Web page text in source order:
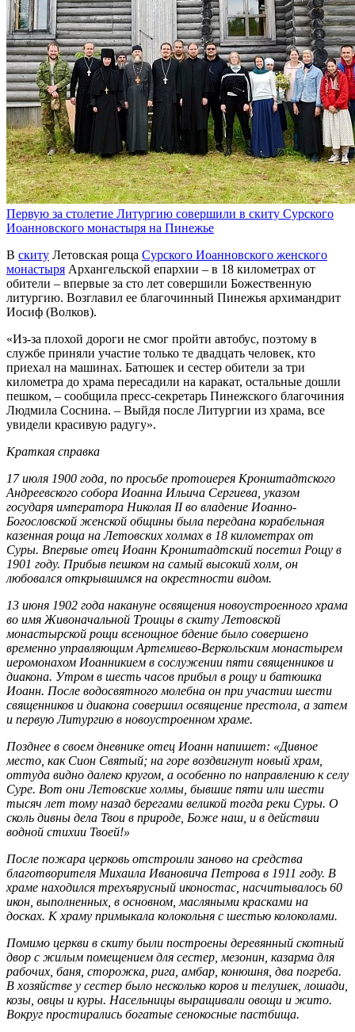
Первую за столетие Литургию совершили в скиту Сурского
Иоанновского монастыря на Пинежье
В скиту Летовская роща Сурского Иоанновского женского
монастыря Архангельской епархии – в 18 километрах от
обители – впервые за сто лет совершили Божественную
литургию. Возглавил ее благочинный Пинежья архимандрит
Иосиф (Волков).
«Из-за плохой дороги не смог пройти автобус, поэтому в
службе приняли участие только те двадцать человек, кто
приехал на машинах. Батюшек и сестер обители за три
километра до храма пересадили на каракат, остальные дошли
пешком, – сообщила пресс-секретарь Пинежского благочиния
Людмила Соснина. – Выйдя после Литургии из храма, все
увидели красивую радугу».
Краткая справка
17 июля 1900 года, по просьбе протоиерея Кронштадтского
Андреевского собора Иоанна Ильича Сергиева, указом
государя императора Николая II во владение Иоанно-
Богословской женской общины была передана корабельная
казенная роща на Летовских холмах в 18 километрах от
Суры. Впервые отец Иоанн Кронштадтский посетил Рощу в
1901 году. Прибыв пешком на самый высокий холм, он
любовался открывшимся на окрестности видом.
13 июня 1902 года накануне освящения новоустроенного храма
во имя Живоначальной Троицы в скиту Летовской
монастырской рощи всенощное бдение было совершено
временно управляющим Артемиево-Веркольским монастырем
иеромонахом Иоанникием в сослужении пяти священников и
диакона. Утром в шесть часов прибыл в рощу и батюшка
Иоанн. После водосвятного молебна он при участии шести
священников и диакона совершил освящение престола, а затем
и первую Литургию в новоустроенном храме.
Позднее в своем дневнике отец Иоанн напишет: «Дивное
место, как Сион Святый; на горе воздвигнут новый храм,
оттуда видно далеко кругом, а особенно по направлению к селу
Суре. Вот они Летовские холмы, бывшие пяти или шести
тысяч лет тому назад берегами великой тогда реки Суры. О
сколь дивны дела Твои в природе, Боже наш, и в действии
водной стихии Твоей!»
После пожара церковь отстроили заново на средства
благотворителя Михаила Ивановича Петрова в 1911 году. В
храме находился трехъярусный иконостас, насчитывалось 60
икон, выполненных, в основном, масляными красками на
досках. К храму примыкала колокольня с шестью колоколами.
Помимо церкви в скиту были построены деревянный скотный
двор с жилым помещением для сестер, мезонин, казарма для
рабочих, баня, сторожка, рига, амбар, конюшня, два погреба.
В хозяйстве у сестер было несколько коров и телушек, лошади,
козы, овцы и куры. Насельницы выращивали овощи и жито.
Вокруг простирались богатые сенокосные пастбища.